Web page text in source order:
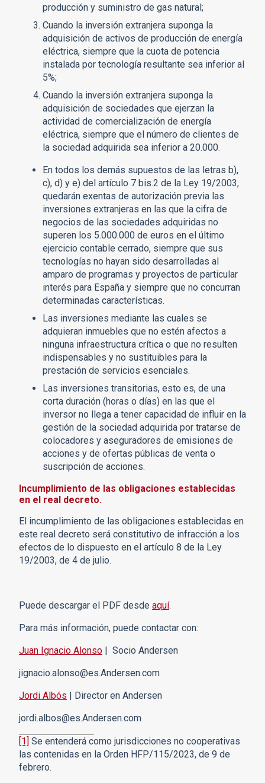
producción y suministro de gas natural;
Cuando la inversión extranjera suponga la
adquisición de activos de producción de energía
eléctrica, siempre que la cuota de potencia
instalada por tecnología resultante sea inferior al
5%;
Cuando la inversión extranjera suponga la
adquisición de sociedades que ejerzan la
actividad de comercialización de energía
eléctrica, siempre que el número de clientes de
la sociedad adquirida sea inferior a 20.000.
En todos los demás supuestos de las letras b),
c), d) y e) del artículo 7 bis.2 de la Ley 19/2003,
quedarán exentas de autorización previa las
inversiones extranjeras en las que la cifra de
negocios de las sociedades adquiridas no
superen los 5.000.000 de euros en el último
ejercicio contable cerrado, siempre que sus
tecnologías no hayan sido desarrolladas al
amparo de programas y proyectos de particular
interés para España y siempre que no concurran
determinadas características.
Las inversiones mediante las cuales se
adquieran inmuebles que no estén afectos a
ninguna infraestructura crítica o que no resulten
indispensables y no sustituibles para la
prestación de servicios esenciales.
Las inversiones transitorias, esto es, de una
corta duración (horas o días) en las que el
inversor no llega a tener capacidad de influir en la
gestión de la sociedad adquirida por tratarse de
colocadores y aseguradores de emisiones de
acciones y de ofertas públicas de venta o
suscripción de acciones.
Incumplimiento de las obligaciones establecidas
en el real decreto.
El incumplimiento de las obligaciones establecidas en
este real decreto será constitutivo de infracción a los
efectos de lo dispuesto en el artículo 8 de la Ley
19/2003, de 4 de julio.
Puede descargar el PDF desde aquí.
Para más información, puede contactar con:
Juan Ignacio Alonso | Socio Andersen
jignacio.alonso@es.Andersen.com
Jordi Albós | Director en Andersen
jordi.albos@es.Andersen.com
[1] Se entenderá como jurisdicciones no cooperativas
las contenidas en la Orden HFP/115/2023, de 9 de
febrero.